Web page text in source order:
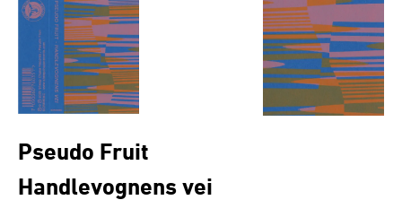
Pseudo Fruit
Handlevognens vei